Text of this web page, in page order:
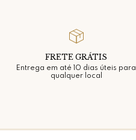
FRETE GRÁTIS
Entrega em até 10 dias úteis para
qualquer local